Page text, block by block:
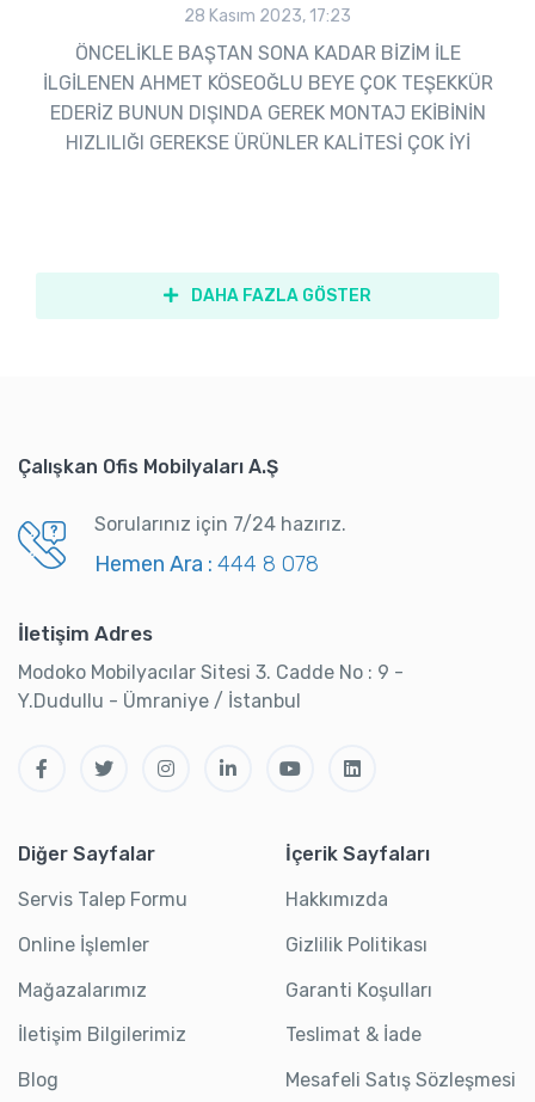
28 Kasım 2023, 17:23
ÖNCELİKLE BAŞTAN SONA KADAR BİZİM İLE
İLGİLENEN AHMET KÖSEOĞLU BEYE ÇOK TEŞEKKÜR
EDERİZ BUNUN DIŞINDA GEREK MONTAJ EKİBİNİN
HIZLILIĞI GEREKSE ÜRÜNLER KALİTESİ ÇOK İYİ
DAHA FAZLA GÖSTER
Çalışkan Ofis Mobilyaları A.Ş
Sorularınız için 7/24 hazırız.
Hemen Ara : 444 8 078
İletişim Adres
Modoko Mobilyacılar Sitesi 3. Cadde No : 9 -
Y.Dudullu - Ümraniye / İstanbul
Diğer Sayfalar
Servis Talep Formu
Online İşlemler
Mağazalarımız
İletişim Bilgilerimiz
Blog
İçerik Sayfaları
Hakkımızda
Gizlilik Politikası
Garanti Koşulları
Teslimat & İade
Mesafeli Satış Sözleşmesi